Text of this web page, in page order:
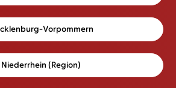
Vorpommern
Niederrhein (Region)